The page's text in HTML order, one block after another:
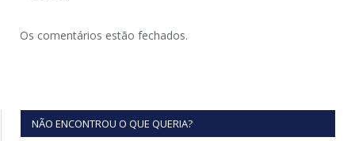
Os comentários estão fechados.
NÃO ENCONTROU O QUE QUERIA?